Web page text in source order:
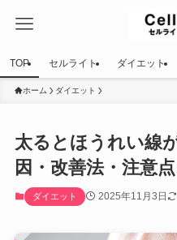
TOP セルライト ダイエット
ホーム ダイエット
太るとほうれい線
因・改善法・注意
ダイエット 2025年11月3日